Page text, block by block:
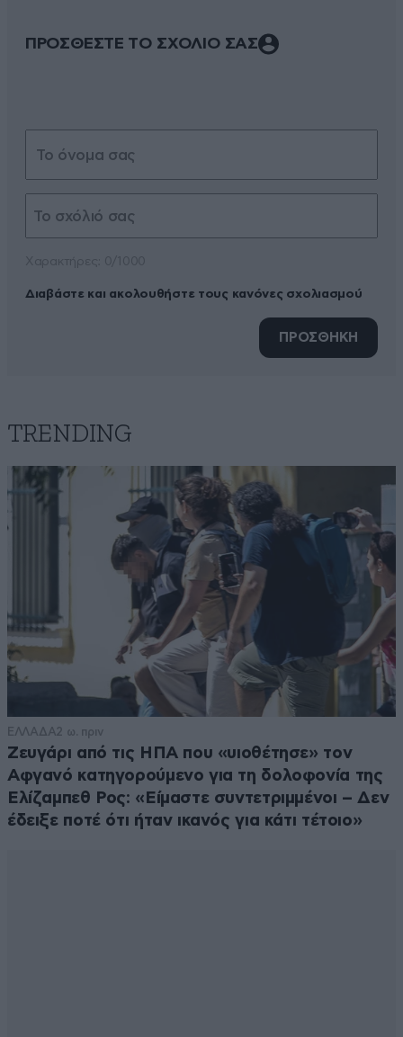
ΠΡΟΣΘΕΣΤΕ ΤΟ ΣΧΟΛΙΟ ΣΑΣ
Διαβάστε και ακολουθήστε τους κανόνες σχολιασμού
ΠΡΟΣΘΗΚΗ
TRENDING
ΕΛΛΑΔΑ2 ω. πριν
Ζευγάρι από τις ΗΠΑ που «υιοθέτησε» τον
Αφγανό κατηγορούμενο για τη δολοφονία της
Ελίζαμπεθ Ρος: «Είμαστε συντετριμμένοι – Δεν
έδειξε ποτέ ότι ήταν ικανός για κάτι τέτοιο»